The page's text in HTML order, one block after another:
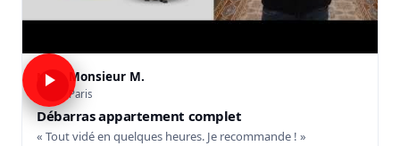
M Monsieur M.
Paris
Débarras appartement complet
« Tout vidé en quelques heures. Je recommande ! »